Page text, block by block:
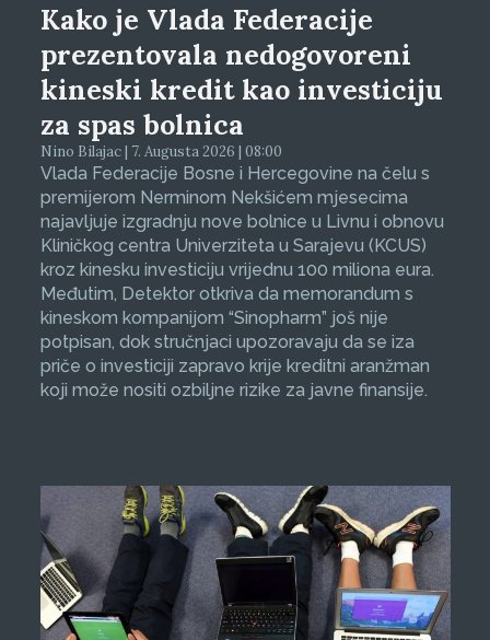
Kako je Vlada Federacije
prezentovala nedogovoreni
kineski kredit kao investiciju
za spas bolnica
Nino Bilajac | 7. Augusta 2026 | 08:00
Vlada Federacije Bosne i Hercegovine na čelu s
premijerom Nerminom Nekšićem mjesecima
najavljuje izgradnju nove bolnice u Livnu i obnovu
Kliničkog centra Univerziteta u Sarajevu (KCUS)
kroz kinesku investiciju vrijednu 100 miliona eura.
Međutim, Detektor otkriva da memorandum s
kineskom kompanijom “Sinopharm” još nije
potpisan, dok stručnjaci upozoravaju da se iza
priče o investiciji zapravo krije kreditni aranžman
koji može nositi ozbiljne rizike za javne finansije.